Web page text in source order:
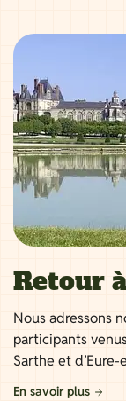
Retour
Nous adressons
participants
Sarthe et
En savoir plus